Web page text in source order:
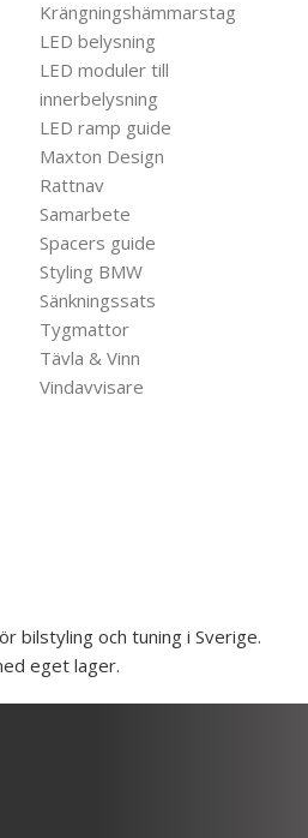
Krängningshämmarstag
LED belysning
LED moduler till
innerbelysning
LED ramp guide
Maxton Design
Rattnav
Samarbete
Spacers guide
Styling BMW
Sänkningssats
Tygmattor
Tävla & Vinn
Vindavvisare
bilstyling och tuning i Sverige.
eget lager.